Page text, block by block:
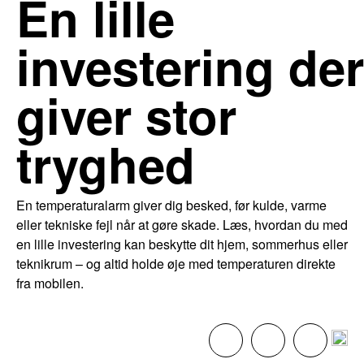
En lille
investering der
giver stor
tryghed
En temperaturalarm giver dig besked, før kulde, varme
eller tekniske fejl når at gøre skade. Læs, hvordan du med
en lille investering kan beskytte dit hjem, sommerhus eller
teknikrum – og altid holde øje med temperaturen direkte
fra mobilen.